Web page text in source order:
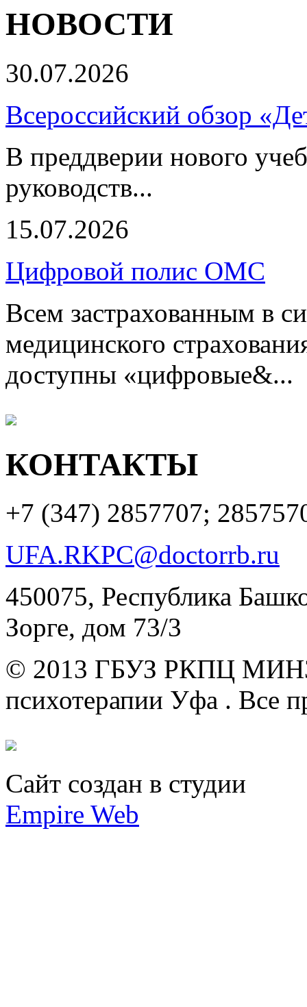
НОВОСТИ
30.07.2026
Всероссийский обзор
В преддверии нового
руководств...
15.07.2026
Цифровой полис ОМС
Всем застрахованным в
медицинского
доступны «цифровые&...
КОНТАКТЫ
+7 (347) 2857707;
UFA.RKPC@doctorrb.ru
450075, Республика
Зорге, дом 73/3
© 2013 ГБУЗ РКПЦ
психотерапии Уфа . Все
Сайт создан в студии
Empire Web